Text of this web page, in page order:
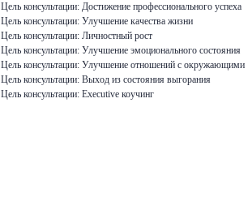
Цель консультации: Достижение профессионального успеха
Цель консультации: Улучшение качества жизни
Цель консультации: Личностный рост
Цель консультации: Улучшение эмоционального состояния
Цель консультации: Улучшение отношений с окружающими
Цель консультации: Выход из состояния выгорания
Цель консультации: Executive коучинг